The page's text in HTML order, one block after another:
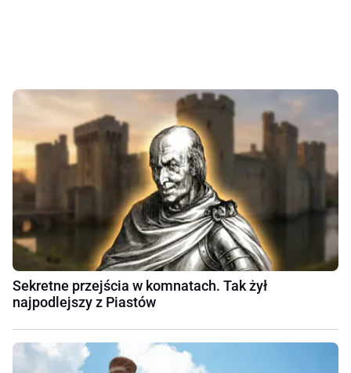
Sekretne przejścia w komnatach. Tak żył
najpodlejszy z Piastów